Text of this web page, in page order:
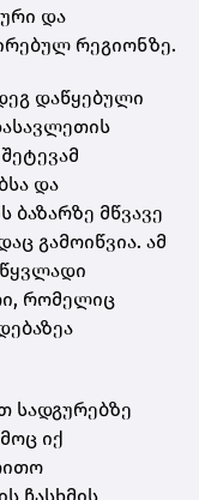
და
რეგიონზე.
დაწყებული
და
ბაზარზე მწვავე
გამოიწვია. ამ
რომელიც
სადგურებზე
იქ
ჩასხმის